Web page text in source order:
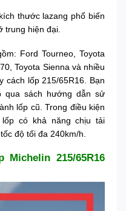
thước lazang phổ biến
trung hiện đại.
Ford Tourneo, Toyota
Toyota Sienna và nhiều
cách lốp 215/65R16. Bạn
qua sách hướng dẫn sử
lốp cũ. Trong điều kiện
có khả năng chịu tải
độ tối đa 240km/h.
215/65R16